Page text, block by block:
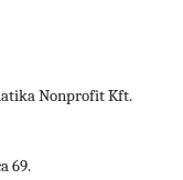
Nonprofit Kft.
69.